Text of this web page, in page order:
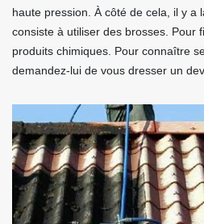
haute pression. À côté de cela, il y a
consiste à utiliser des brosses. Pour
produits chimiques. Pour connaître
demandez-lui de vous dresser un